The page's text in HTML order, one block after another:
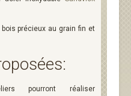
bois précieux au grain fin et
pourront réaliser